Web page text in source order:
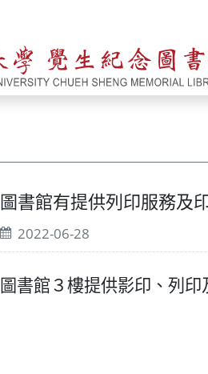
圖書館有提供列印服務及
2022-06-28
圖書館３樓提供影印、列